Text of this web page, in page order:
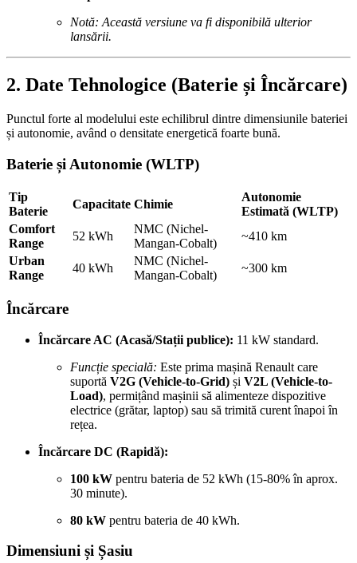
Notă: Această versiune va fi disponibilă ulterior
lansării.
2. Date Tehnologice (Baterie și Încărcare)
Punctul forte al modelului este echilibrul dintre dimensiunile bateriei
și autonomie, având o densitate energetică foarte bună.
Baterie și Autonomie (WLTP)
Tip
Baterie
Capacitate Chimie
Autonomie
Estimată (WLTP)
Comfort
Range
52 kWh
NMC (Nichel-
Mangan-Cobalt)
~410 km
Urban
Range
40 kWh
NMC (Nichel-
Mangan-Cobalt)
~300 km
Încărcare
Încărcare AC (Acasă/Stații publice): 11 kW standard.
Funcție specială: Este prima mașină Renault care
suportă V2G (Vehicle-to-Grid) și V2L (Vehicle-to-
Load), permițând mașinii să alimenteze dispozitive
electrice (grătar, laptop) sau să trimită curent înapoi în
rețea.
Încărcare DC (Rapidă):
100 kW pentru bateria de 52 kWh (15-80% în aprox.
30 minute).
80 kW pentru bateria de 40 kWh.
Dimensiuni și Șasiu